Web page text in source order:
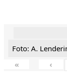
Foto: A.
«
‹